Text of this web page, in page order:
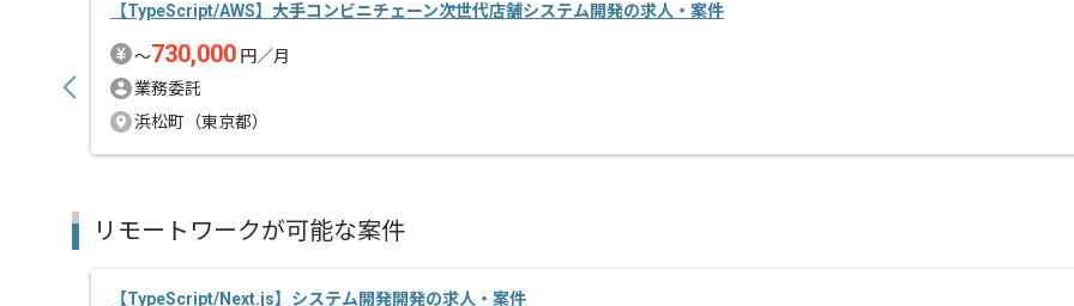
【TypeScript/AWS】大手コンビニチェーン次世代店舗システム開発の求人・案件
〜730,000 円／月
業務委託
浜松町（東京都）
リモートワークが可能な案件
【TypeScript/Next.js】システム開発開発の求人・案件